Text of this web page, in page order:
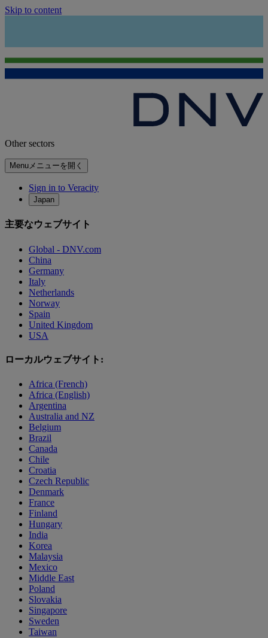
Skip to content
Other sectors
Menuメニューを開く
Sign in to Veracity
Japan
主要なウェブサイト
Global - DNV.com
China
Germany
Italy
Netherlands
Norway
Spain
United Kingdom
USA
ローカルウェブサイト:
Africa (French)
Africa (English)
Argentina
Australia and NZ
Belgium
Brazil
Canada
Chile
Croatia
Czech Republic
Denmark
France
Finland
Hungary
India
Korea
Malaysia
Mexico
Middle East
Poland
Slovakia
Singapore
Sweden
Taiwan